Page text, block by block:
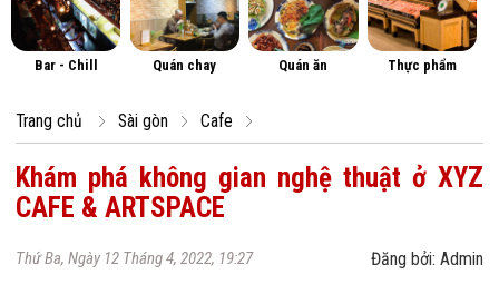
Bar - Chill Quán chay Quán ăn Thực phẩm
Trang chủ Sài gòn Cafe
Khám phá không gian nghệ thuật ở XYZ
CAFE & ARTSPACE
Thứ Ba, Ngày 12 Tháng 4, 2022, 19:27 Đăng bởi: Admin